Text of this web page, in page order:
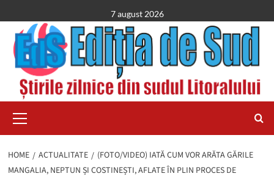
to
content
7 august 2026
Menu
HOME ACTUALITATE
(FOTO/VIDEO) IATĂ CUM VOR ARĂTA GĂRILE
MANGALIA, NEPTUN ȘI COSTINEȘTI, AFLATE ÎN PLIN PROCES DE